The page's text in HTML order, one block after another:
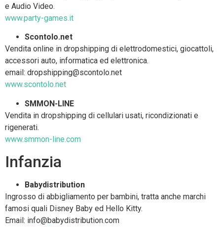
e Audio Video.
www.party-games.it
Scontolo.net
Vendita online in dropshipping di elettrodomestici, giocattoli,
accessori auto, informatica ed elettronica.
email: dropshipping@scontolo.net
www.scontolo.net
SMMON-LINE
Vendita in dropshipping di cellulari usati, ricondizionati e
rigenerati.
www.smmon-line.com
Infanzia
Babydistribution
Ingrosso di abbigliamento per bambini, tratta anche marchi
famosi quali Disney Baby ed Hello Kitty.
Email: info@babydistribution.com